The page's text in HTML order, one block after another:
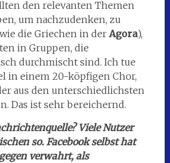
den relevanten Themen
um nachzudenken, zu
die Griechen in der Agora),
in Gruppen, die
durchmischt sind. Ich tue
in einem 20-köpfigen Chor,
aus den unterschiedlichsten
Das ist sehr bereichernd.
Viele Nutzer
so. Facebook selbst hat
verwahrt, als